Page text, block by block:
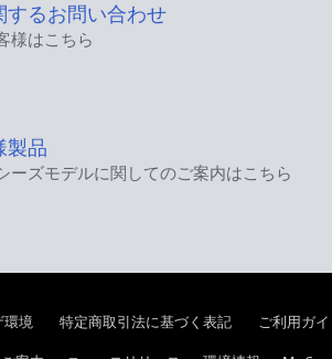
するお問い合わせ
様はこちら
製品
ーズモデルに関してのご案内はこちら
環境 特定商取引法に基づく表記 ご利用ガ